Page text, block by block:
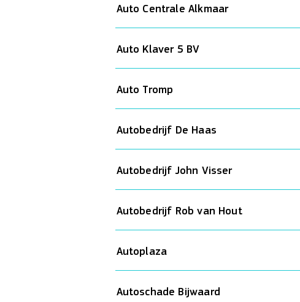
Auto Centrale Alkmaar
Auto Klaver 5 BV
Auto Tromp
Autobedrijf De Haas
Autobedrijf John Visser
Autobedrijf Rob van Hout
Autoplaza
Autoschade Bijwaard